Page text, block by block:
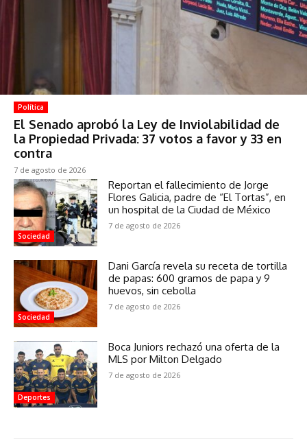
Política
El Senado aprobó la Ley de Inviolabilidad de
la Propiedad Privada: 37 votos a favor y 33 en
contra
7 de agosto de 2026
Sociedad
Reportan el fallecimiento de Jorge
Flores Galicia, padre de “El Tortas”, en
un hospital de la Ciudad de México
7 de agosto de 2026
Sociedad
Dani García revela su receta de tortilla
de papas: 600 gramos de papa y 9
huevos, sin cebolla
7 de agosto de 2026
Deportes
Boca Juniors rechazó una oferta de la
MLS por Milton Delgado
7 de agosto de 2026